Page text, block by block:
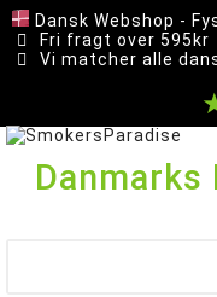
Dansk Webshop -
Fri fragt over 595kr
Vi matcher alle
Danmarks